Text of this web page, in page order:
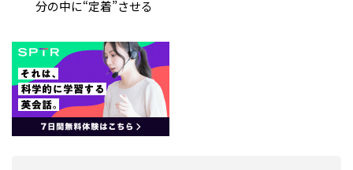
分の中に“定着”させる